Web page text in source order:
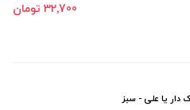
32٬700 تومان
دار یا علی - سبز